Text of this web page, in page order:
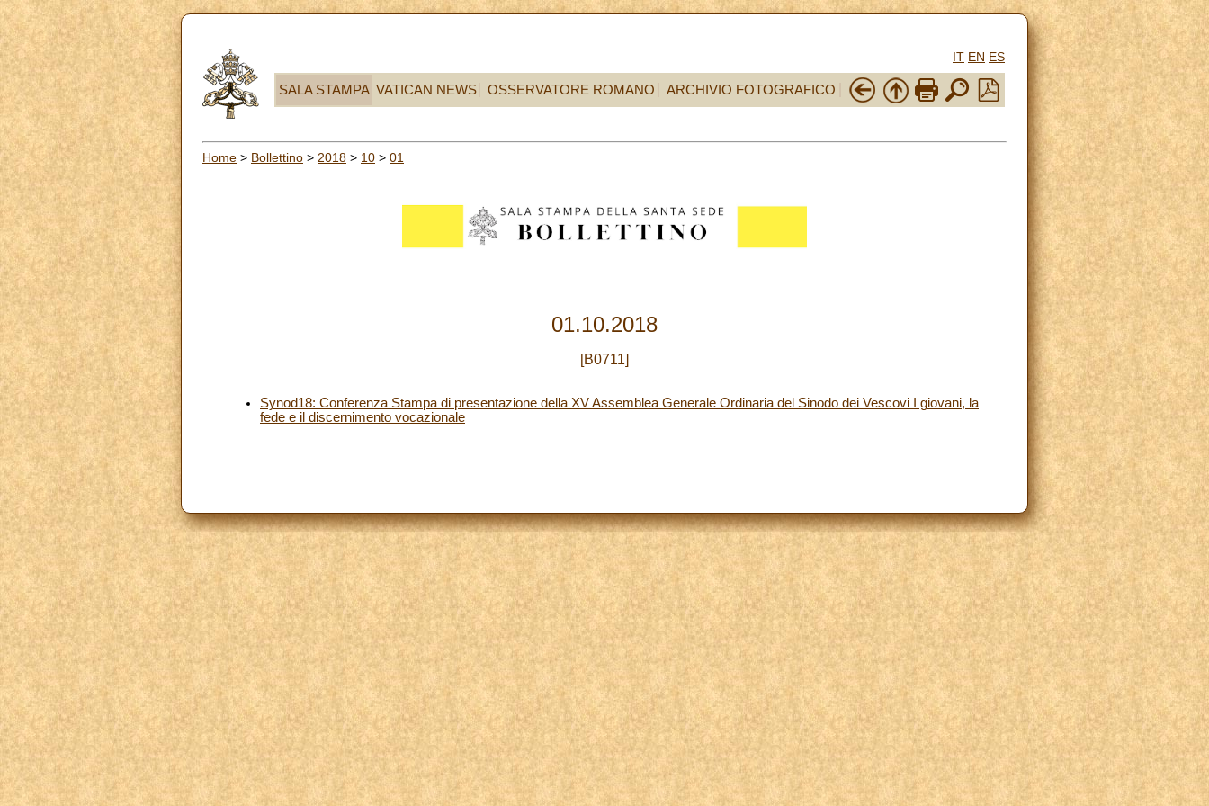
IT EN ES
SALA STAMPA VATICAN NEWS OSSERVATORE ROMANO ARCHIVIO FOTOGRAFICO
Home > Bollettino > 2018 > 10 > 01
01.10.2018
[B0711]
Synod18: Conferenza Stampa di presentazione della XV Assemblea Generale Ordinaria del Sinodo dei Vescovi I giovani, la
fede e il discernimento vocazionale